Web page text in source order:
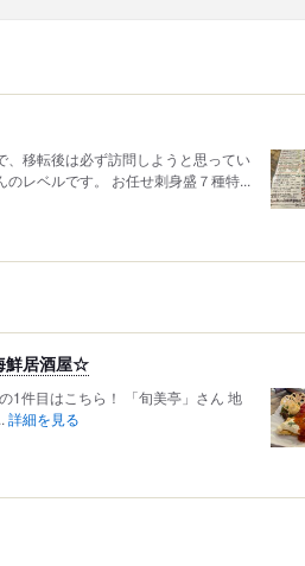
移転後は必ず訪問しようと思ってい
レベルです。 お任せ刺身盛７種特...
鮮居酒屋☆
詳細を見る